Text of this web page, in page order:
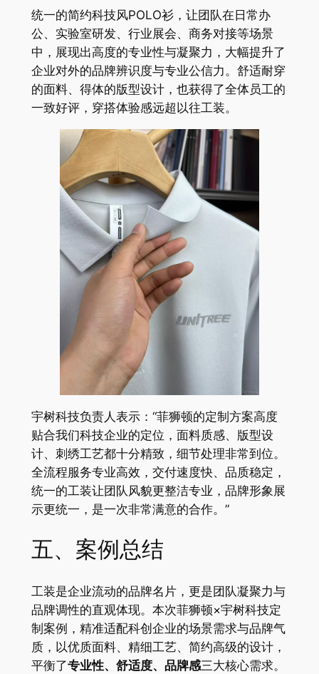
统一的简约科技风POLO衫，让团队在日常办
公、实验室研发、行业展会、商务对接等场景
中，展现出高度的专业性与凝聚力，大幅提升了
企业对外的品牌辨识度与专业公信力。舒适耐穿
的面料、得体的版型设计，也获得了全体员工的
一致好评，穿搭体验感远超以往工装。
宇树科技负责人表示：“菲狮顿的定制方案高度
贴合我们科技企业的定位，面料质感、版型设
计、刺绣工艺都十分精致，细节处理非常到位。
全流程服务专业高效，交付速度快、品质稳定，
统一的工装让团队风貌更整洁专业，品牌形象展
示更统一，是一次非常满意的合作。”
五、案例总结
工装是企业流动的品牌名片，更是团队凝聚力与
品牌调性的直观体现。本次菲狮顿×宇树科技定
制案例，精准适配科创企业的场景需求与品牌气
质，以优质面料、精细工艺、简约高级的设计，
平衡了专业性、舒适度、品牌感三大核心需求。